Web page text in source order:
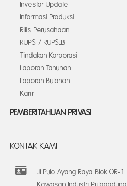
Investor Update
Informasi Produksi
Rilis Perusahaan
RUPS / RUPSLB
Tindakan Korporasi
Laporan Tahunan
Laporan Bulanan
Karir
PEMBERITAHUAN PRIVASI
KONTAK KAMI
Jl Pulo Ayang Raya Blok OR-1